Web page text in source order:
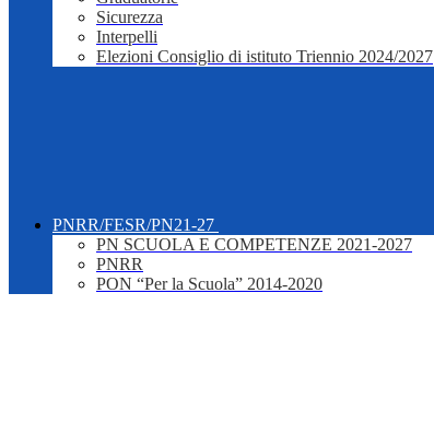
Sicurezza
Interpelli
Elezioni Consiglio di istituto Triennio 2024/2027
PNRR/FESR/PN21-27
PN SCUOLA E COMPETENZE 2021-2027
PNRR
PON “Per la Scuola” 2014-2020